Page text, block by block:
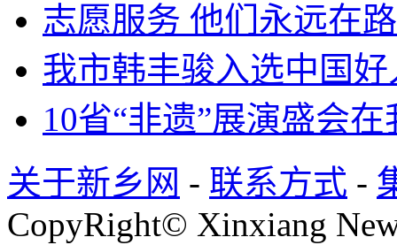
志愿服务 他们永远在
我市韩丰骏入选中国好
10省“非遗”展演盛会
关于新乡网 - 联系方式 -
CopyRight© Xinxiang